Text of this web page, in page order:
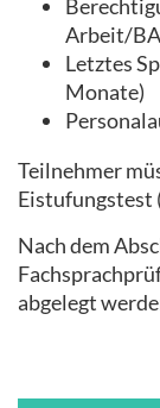
Arbeit/
Letztes
Monate)
Teilnehmer
Eistufungstest
Nach dem
abgelegt